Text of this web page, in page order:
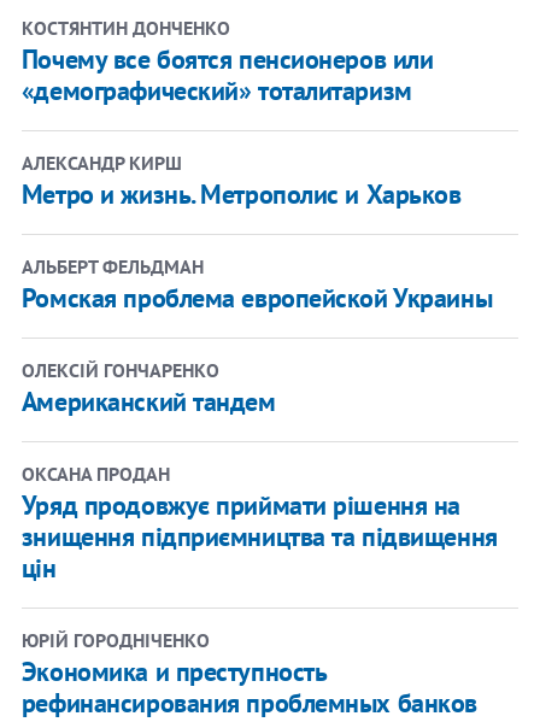
КОСТЯНТИН ДОНЧЕНКО
Почему все боятся пенсионеров или
«демографический» тоталитаризм
АЛЕКСАНДР КИРШ
Метро и жизнь. Метрополис и Харьков
АЛЬБЕРТ ФЕЛЬДМАН
Ромская проблема европейской Украины
ОЛЕКСІЙ ГОНЧАРЕНКО
Американский тандем
ОКСАНА ПРОДАН
Уряд продовжує приймати рішення на
знищення підприємництва та підвищення
цін
ЮРІЙ ГОРОДНІЧЕНКО
Экономика и преступность
рефинансирования проблемных банков